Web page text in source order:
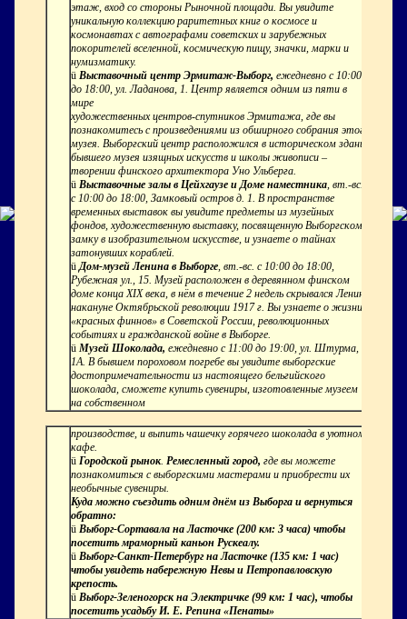
этаж, вход со стороны Рыночной площади. Вы увидите
уникальную коллекцию раритетных книг о космосе и
космонавтах с автографами советских и зарубежных
покорителей вселенной, космическую пищу, значки, марки и
нумизматику.
ü Выставочный центр Эрмитаж-Выборг, ежедневно с 10:00
до 18:00, ул. Ладанова, 1. Центр является одним из пяти в
мире
художественных центров-спутников Эрмитажа, где вы
познакомитесь с произведениями из обширного собрания этого
музея. Выборгский центр расположился в историческом здании
бывшего музея изящных искусств и школы живописи –
творении финского архитектора Уно Ульберга.
ü Выставочные залы в Цейхгаузе и Доме наместника, вт.-вс. -
с 10:00 до 18:00, Замковый остров д. 1. В пространстве
временных выставок вы увидите предметы из музейных
фондов, художественную выставку, посвященную Выборгскому
замку в изобразительном искусстве, и узнаете о тайнах
затонувших кораблей.
üДом-музей Ленина в Выборге, вт.-вс. с 10:00 до 18:00,
Рубежная ул., 15. Музей расположен в деревянном финском
доме конца XIX века, в нём в течение 2 недель скрывался Ленин
накануне Октябрьской революции 1917 г. Вы узнаете о жизни
«красных финнов» в Советской России, революционных
событиях и гражданской войне в Выборге.
ü Музей Шоколада, ежедневно с 11:00 до 19:00, ул. Штурма,
1А. В бывшем пороховом погребе вы увидите выборгские
достопримечательности из настоящего бельгийского
шоколада, сможете купить сувениры, изготовленные музеем
на собственном
производстве, и выпить чашечку горячего шоколада в уютном
кафе.
ü Городской рынок. Ремесленный город, где вы можете
познакомиться с выборгскими мастерами и приобрести их
необычные сувениры.
Куда можно съездить одним днём из Выборга и вернуться
обратно:
ü Выборг-Сортавала на Ласточке (200 км: 3 часа) чтобы
посетить мраморный каньон Рускеалу.
ü Выборг-Санкт-Петербург на Ласточке (135 км: 1 час)
чтобы увидеть набережную Невы и Петропавловскую
крепость.
ü Выборг-Зеленогорск на Электричке (99 км: 1 час), чтобы
посетить усадьбу И. Е. Репина «Пенаты»